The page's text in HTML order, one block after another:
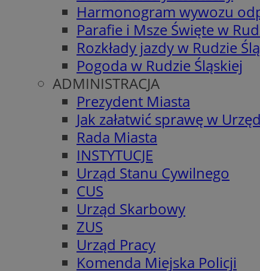
Harmonogram wywozu
Parafie i Msze Święte w
Rozkłady jazdy w Rudzie
Pogoda w Rudzie Śląskiej
ADMINISTRACJA
Prezydent Miasta
Jak załatwić sprawę w
Rada Miasta
INSTYTUCJE
Urząd Stanu Cywilnego
CUS
Urząd Skarbowy
ZUS
Urząd Pracy
Komenda Miejska Policji